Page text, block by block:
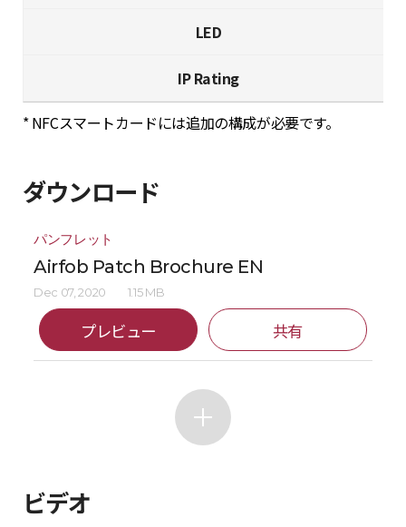
LED
IP Rating
* NFCスマートカードには追加の構成が必要です。
ダウンロード
パンフレット
Airfob Patch Brochure EN
Dec 07, 2020 1.15 MB
プレビュー 共有
ビデオ